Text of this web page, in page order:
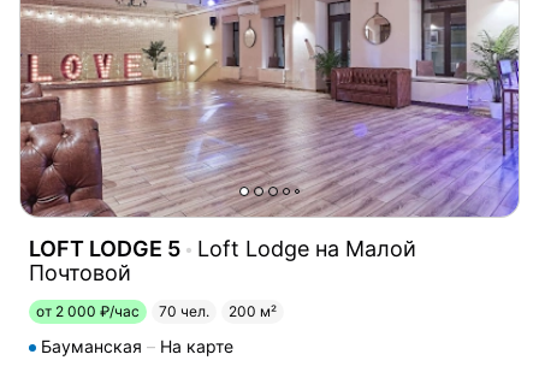
LOFT LODGE 5
Loft Lodge на Малой
Почтовой
от 2 000 ₽/час 70 чел. 200 м²
Бауманская На карте